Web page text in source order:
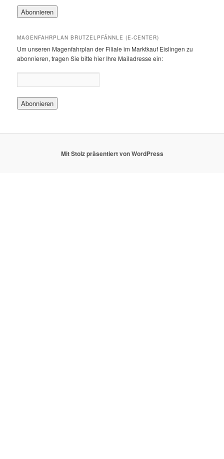
MAGENFAHRPLAN BRUTZELPFÄNNLE (E-CENTER)
Um unseren Magenfahrplan der Filiale im Marktkauf Eislingen zu
abonnieren, tragen Sie bitte hier Ihre Mailadresse ein:
Mit Stolz präsentiert von WordPress